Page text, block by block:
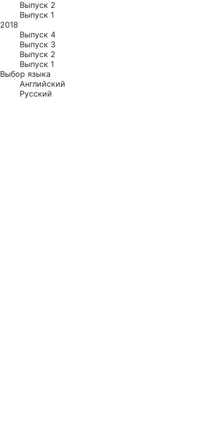
Выпуск 2
Выпуск 1
2018
Выпуск 4
Выпуск 3
Выпуск 2
Выпуск 1
Выбор языка
Английский
Русский